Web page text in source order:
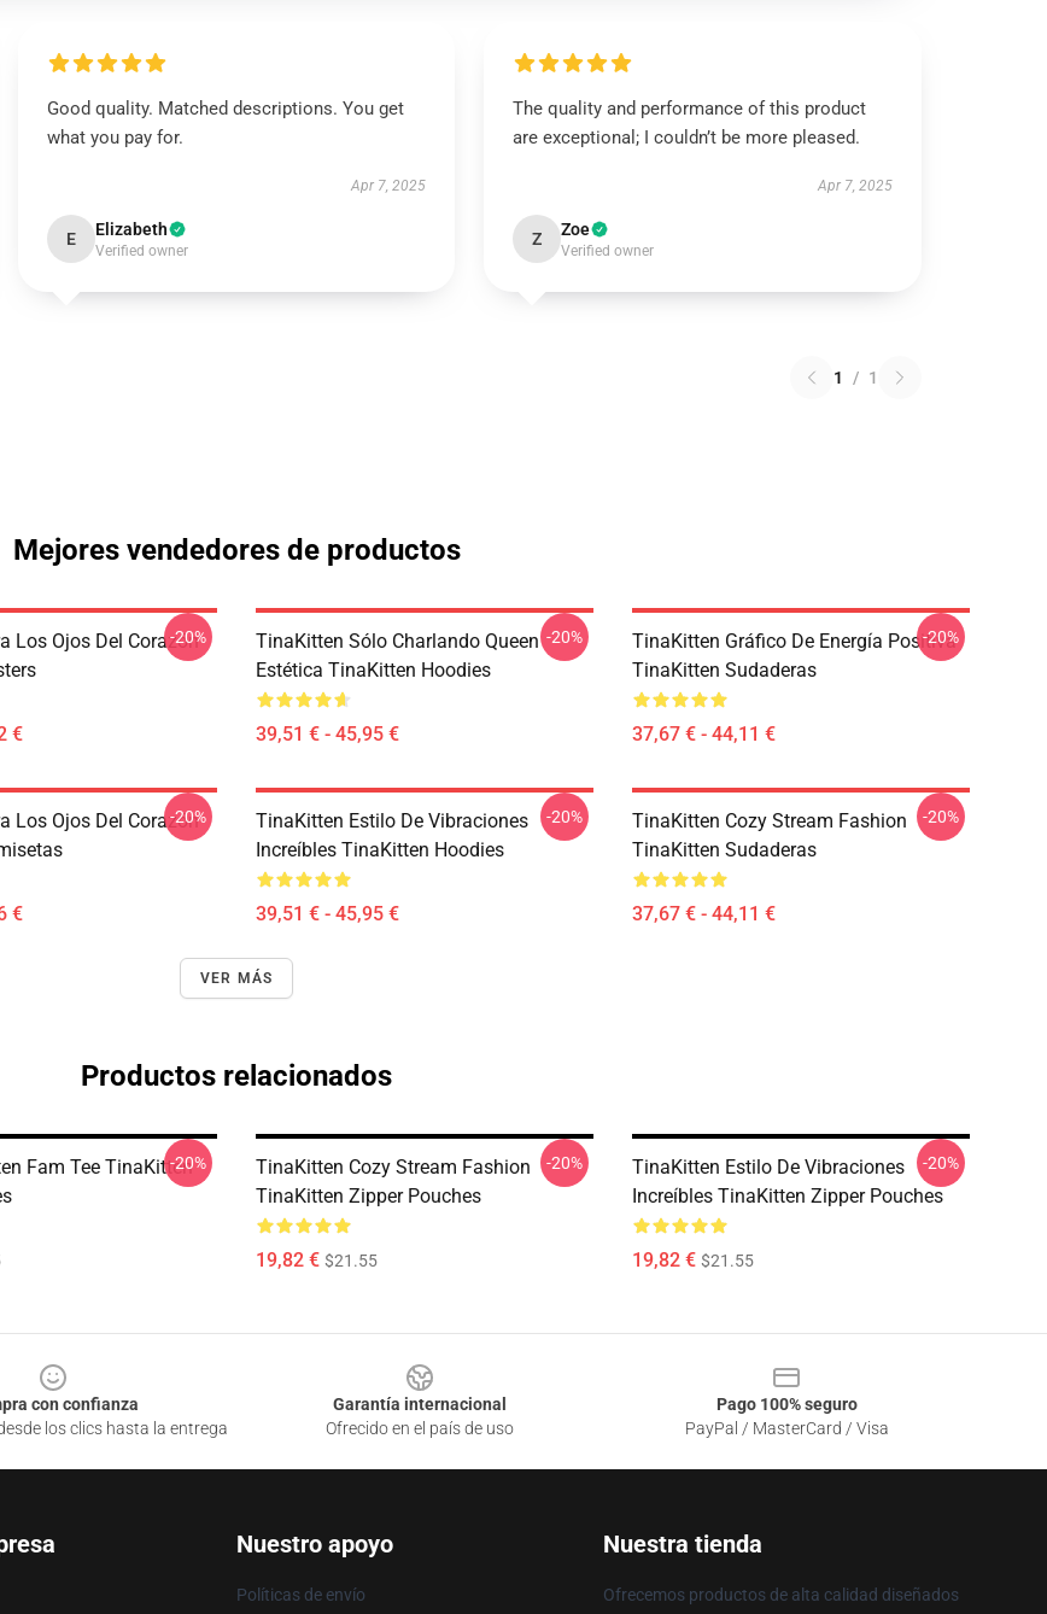
Good quality. Matched descriptions. You get
what you pay for.
Apr 7, 2025
E Elizabeth
Verified owner
The quality and performance of this product
are exceptional; I couldn’t be more pleased.
Apr 7, 2025
Z Zoe
Verified owner
1 / 1
Mejores vendedores de productos
Los Ojos Del Corazón
€
-20%
TinaKitten Sólo Charlando Queen
Estética TinaKitten Hoodies
39,51 € - 45,95 €
-20%
TinaKitten Gráfico De Energía Positiva
TinaKitten Sudaderas
37,67 € - 44,11 €
-20%
Los Ojos Del Corazón
€
-20%
TinaKitten Estilo De Vibraciones
Increíbles TinaKitten Hoodies
39,51 € - 45,95 €
-20%
TinaKitten Cozy Stream Fashion
TinaKitten Sudaderas
37,67 € - 44,11 €
-20%
VER MÁS
Productos relacionados
Fam Tee TinaKitten
-20%
TinaKitten Cozy Stream Fashion
TinaKitten Zipper Pouches
19,82 € $21.55
-20%
TinaKitten Estilo De Vibraciones
Increíbles TinaKitten Zipper Pouches
19,82 € $21.55
-20%
con confianza
los clics hasta la entrega
Garantía internacional
Ofrecido en el país de uso
Pago 100% seguro
PayPal / MasterCard / Visa
Nuestro apoyo
Políticas de envío
Nuestra tienda
Ofrecemos productos de alta calidad diseñados